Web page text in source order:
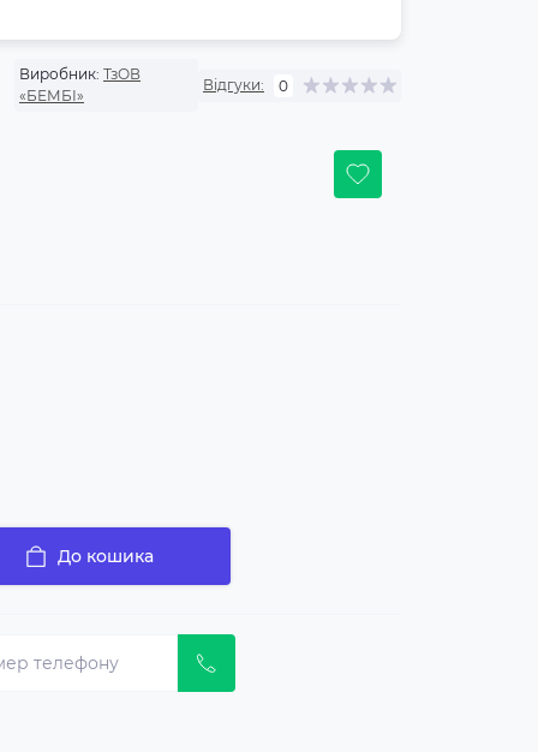
Виробник: ТзОВ
«БЕМБІ»
Відгуки: 0
До кошика